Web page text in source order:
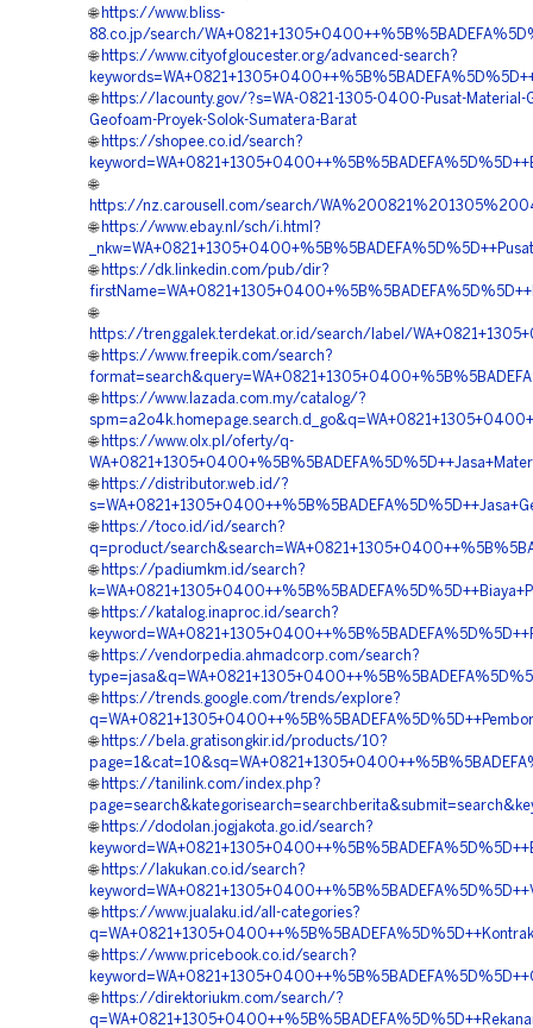
🌐 https://www.bliss-
88.co.jp/search/
🌐 https://www.cityofgloucester.org/advanced-search?
🌐 https://lacounty.gov/?s=WA-0821-1305-0400-Pusat-Material-
Geofoam-Proyek-Solok-Sumatera-Barat
🌐 https://shopee.co.id/search?
🌐
https://nz.carousell.com/search/
🌐 https://www.ebay.nl/sch/i.html?
🌐 https://dk.linkedin.com/pub/dir?
🌐
https://trenggalek.terdekat.or.id/search/label/
🌐 https://www.freepik.com/search?
🌐 https://www.lazada.com.my/catalog/?
🌐 https://www.olx.pl/oferty/q-
🌐 https://distributor.web.id/?
🌐 https://toco.id/id/search?
q=product/
🌐 https://padiumkm.id/search?
🌐 https://katalog.inaproc.id/search?
🌐 https://vendorpedia.ahmadcorp.com/search?
🌐 https://trends.google.com/trends/explore?
🌐 https://bela.gratisongkir.id/products/10?
🌐 https://tanilink.com/index.php?
🌐 https://dodolan.jogjakota.go.id/search?
🌐 https://lakukan.co.id/search?
🌐 https://www.jualaku.id/all-categories?
🌐 https://www.pricebook.co.id/search?
🌐 https://direktoriukm.com/search/?